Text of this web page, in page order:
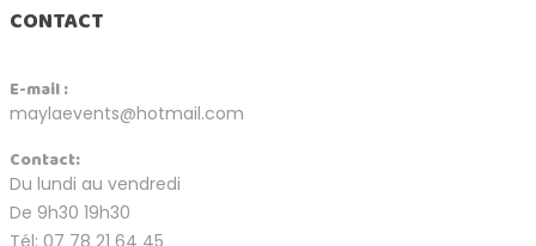
CONTACT
E-mail :
maylaevents@hotmail.com
Contact:
Du lundi au vendredi
De 9h30 19h30
Tél: 07 78 21 64 45